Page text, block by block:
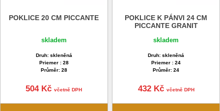
POKLICE 20 CM PICCANTE
skladem
Druh: skleněná
Priemer : 28
Průměr: 28
504 Kčvčetně DPH
POKLICE K PÁNVI 24 CM
PICCANTE GRANIT
skladem
Druh: skleněná
Priemer : 24
Průměr: 24
432 Kč včetně DPH